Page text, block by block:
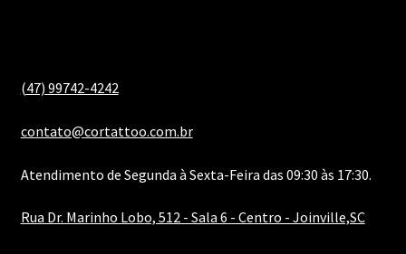
(47) 99742-4242
contato@cortattoo.com.br
Atendimento de Segunda à Sexta-Feira das 09:30 às 17:30.
Rua Dr. Marinho Lobo, 512 - Sala 6 - Centro - Joinville,SC